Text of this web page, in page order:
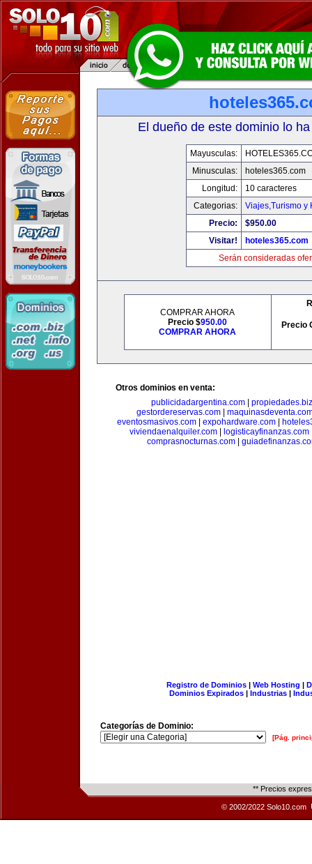
El dueño de este dominio lo
Mayusculas:
Minusculas:
hoteles365.com
Longitud:
10 caracteres
Categorias:
Viajes,Turismo y
Precio:
$950.00
Visitar!
hoteles365.com
Serán consideradas
COMPRAR AHORA
Precio $950.00
COMPRAR AHORA
Precio
Otros dominios en venta:
publicidadargentina.com| propiedades.biz
gestordereservas.com|
eventosmasivos.com
expohardware.com
viviendaenalquiler.com
logisticayfinanzas.com
comprasnocturnas.com
Registro de Dominios| Web Hosting |
Dominios Expirados | Industrias |
Categorías de Dominio:
[Pág.
** Precios
© 2002/2022 Solo10.com